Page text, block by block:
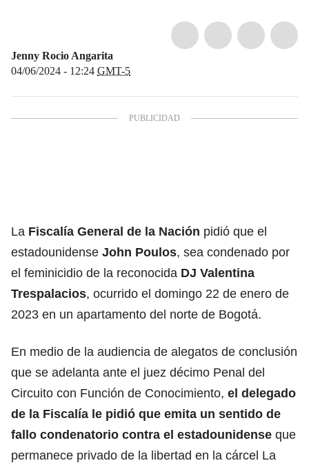
Jenny Rocio Angarita
04/06/2024 - 12:24 GMT-5
La Fiscalía General de la Nación pidió que el
estadounidense John Poulos, sea condenado por
el feminicidio de la reconocida DJ Valentina
Trespalacios, ocurrido el domingo 22 de enero de
2023 en un apartamento del norte de Bogotá.
En medio de la audiencia de alegatos de conclusión
que se adelanta ante el juez décimo Penal del
Circuito con Función de Conocimiento, el delegado
de la Fiscalía le pidió que emita un sentido de
fallo condenatorio contra el estadounidense que
permanece privado de la libertad en la cárcel La